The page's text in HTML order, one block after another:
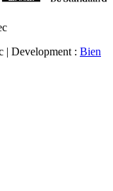
| Development : Bien